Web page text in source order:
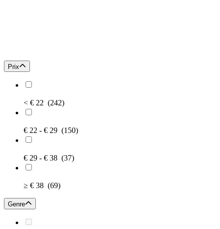
Prix
< € 22 (242)
€ 22 - € 29 (150)
€ 29 - € 38 (37)
≥ € 38 (69)
Genre